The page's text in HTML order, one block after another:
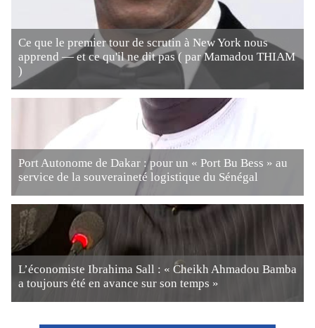
Ce que le premier tour de scrutin à New York nous
apprend — et ce qu'il ne dit pas ( par Mamadou THIAM
)
Port Autonome de Dakar : pour un « Port Bu Bess » au
service de la souveraineté logistique du Sénégal
L’économiste Ibrahima Sall : « Cheikh Ahmadou Bamba
a toujours été en avance sur son temps »